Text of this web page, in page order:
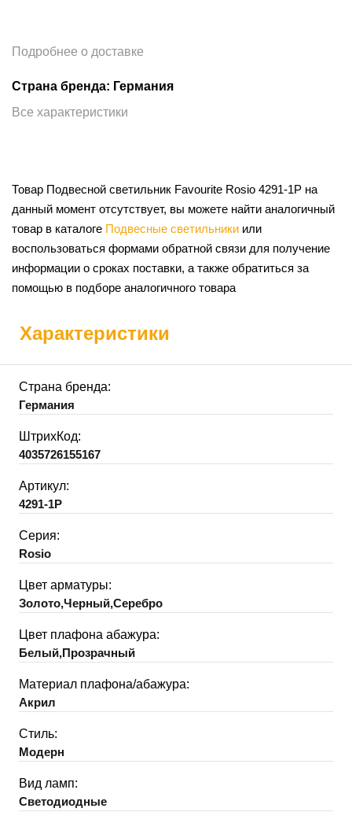
Подробнее о доставке
Страна бренда: Германия
Все характеристики
Товар Подвесной светильник Favourite Rosio 4291-1P на
данный момент отсутствует, вы можете найти аналогичный
товар в каталоге Подвесные светильники или
воспользоваться формами обратной связи для получение
информации о сроках поставки, а также обратиться за
помощью в подборе аналогичного товара
Характеристики
Страна бренда:
Германия
ШтрихКод:
4035726155167
Артикул:
4291-1P
Серия:
Rosio
Цвет арматуры:
Золото,Черный,Серебро
Цвет плафона абажура:
Белый,Прозрачный
Материал плафона/абажура:
Акрил
Стиль:
Модерн
Вид ламп:
Светодиодные